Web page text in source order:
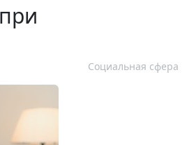
Социальная сфера